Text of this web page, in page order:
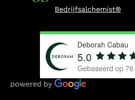
Bedrijfsalchemist®
Deborah Cabau
5.0
Gebaseerd op 76